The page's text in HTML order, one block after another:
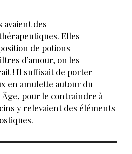
première des actualités
sur nos